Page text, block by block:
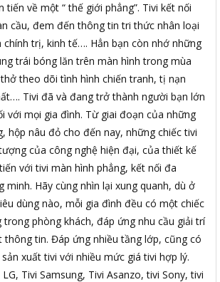
về một “ thế giới phẳng”. Tivi kết nối
cầu, đem đến thông tin tri thức nhân loại
chính trị, kinh tế…. Hẳn bạn còn nhớ những
trái bóng lăn trên màn hình trong mùa
theo dõi tình hình chiến tranh, tị nạn
Tivi đã và đang trở thành người bạn lớn
với mọi gia đình. Từ giai đoạn của những
hộp nâu đỏ cho đến nay, những chiếc tivi
của công nghệ hiện đại, của thiết kế
với tivi màn hình phẳng, kết nối đa
minh. Hãy cùng nhìn lại xung quanh, dù ở
dùng nào, mỗi gia đình đều có một chiếc
phòng khách, đáp ứng nhu cầu giải trí
thông tin. Đáp ứng nhiều tầng lớp, cũng có
xuất tivi với nhiều mức giá tivi hợp lý.
Tivi Samsung, Tivi Asanzo, tivi Sony, tivi